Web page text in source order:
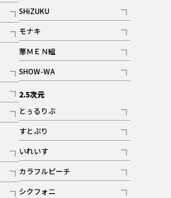
SHiZUKU
記事
モナキ
記事
華ＭＥＮ組
記事
SHOW-WA
記事
2.5次元
とぅるりぶ
記事
すとぷり
記事
ギャラリー
いれいす
記事
ギャラリー
カラフルピーチ
記事
シクフォニ